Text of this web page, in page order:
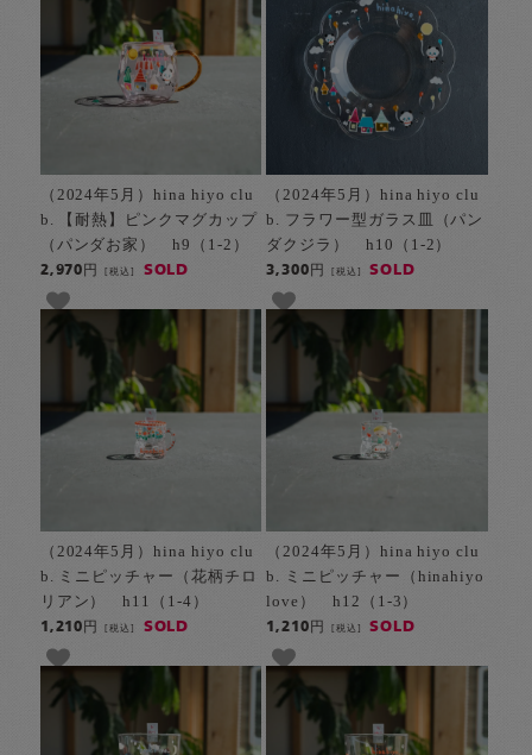
（2024年5月）hina hiyo clu
b. 【耐熱】ピンクマグカップ
（パンダお家） h9（1-2）
2,970円[税込] SOLD
（2024年5月）hina hiyo clu
b. フラワー型ガラス皿（パン
ダクジラ） h10（1-2）
3,300円 [税込] SOLD
（2024年5月）hina hiyo clu
b. ミニピッチャー（花柄チロ
リアン） h11（1-4）
1,210円[税込] SOLD
（2024年5月）hina hiyo clu
b. ミニピッチャー（hinahiyo
love） h12（1-3）
1,210円 [税込] SOLD